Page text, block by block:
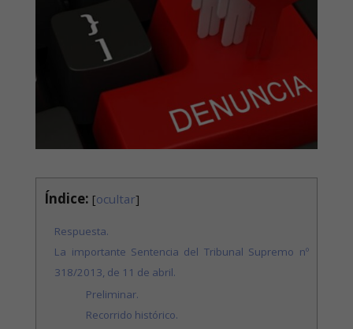
Índice: [ocultar]
Respuesta.
La importante Sentencia del Tribunal Supremo nº
318/2013, de 11 de abril.
Preliminar.
Recorrido histórico.